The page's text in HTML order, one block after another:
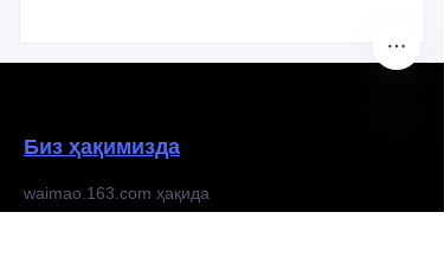
Биз ҳақимизда
waimao.163.com ҳақида